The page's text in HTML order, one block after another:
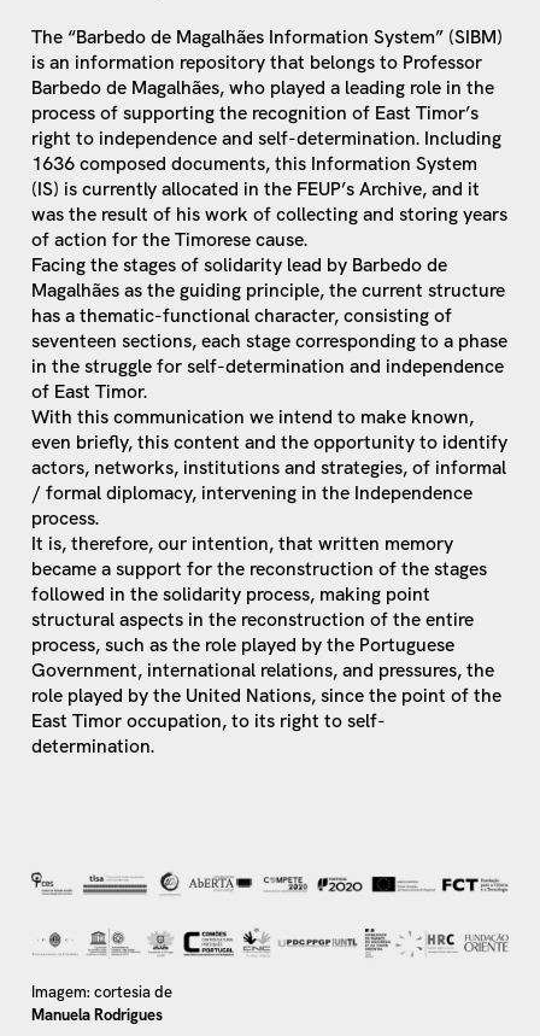
The “Barbedo de Magalhães Information System” (SIBM)
is an information repository that belongs to Professor
Barbedo de Magalhães, who played a leading role in the
process of supporting the recognition of East Timor’s
right to independence and self-determination. Including
1636 composed documents, this Information System
(IS) is currently allocated in the FEUP’s Archive, and it
was the result of his work of collecting and storing years
of action for the Timorese cause.
Facing the stages of solidarity lead by Barbedo de
Magalhães as the guiding principle, the current structure
has a thematic-functional character, consisting of
seventeen sections, each stage corresponding to a phase
in the struggle for self-determination and independence
of East Timor.
With this communication we intend to make known,
even briefly, this content and the opportunity to identify
actors, networks, institutions and strategies, of informal
/ formal diplomacy, intervening in the Independence
process.
It is, therefore, our intention, that written memory
became a support for the reconstruction of the stages
followed in the solidarity process, making point
structural aspects in the reconstruction of the entire
process, such as the role played by the Portuguese
Government, international relations, and pressures, the
role played by the United Nations, since the point of the
East Timor occupation, to its right to self-
determination.
Imagem: cortesia de
Manuela Rodrigues